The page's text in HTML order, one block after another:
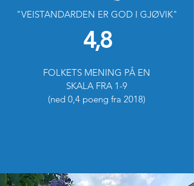
"VEISTANDARDEN ER GOD I GJØVIK"
4,8
FOLKETS MENING PÅ EN
SKALA FRA 1-9
(ned 0,4 poeng fra 2018)